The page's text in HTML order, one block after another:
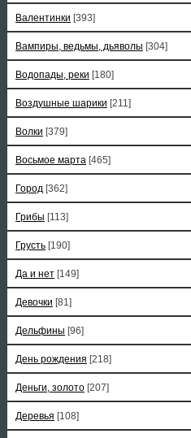
Валентинки [393]
Вампиры, ведьмы, дьяволы [304]
Водопады, реки [180]
Воздушные шарики [211]
Волки [379]
Восьмое марта [465]
Город [362]
Грибы [113]
Грусть [190]
Да и нет [149]
Девочки [81]
Дельфины [96]
День рождения [218]
Деньги, золото [207]
Деревья [108]